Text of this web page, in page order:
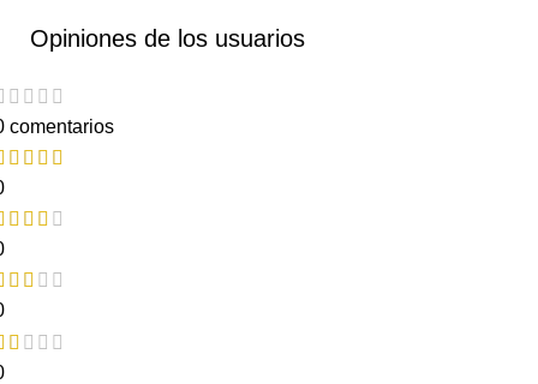
Opiniones de los usuarios
comentarios